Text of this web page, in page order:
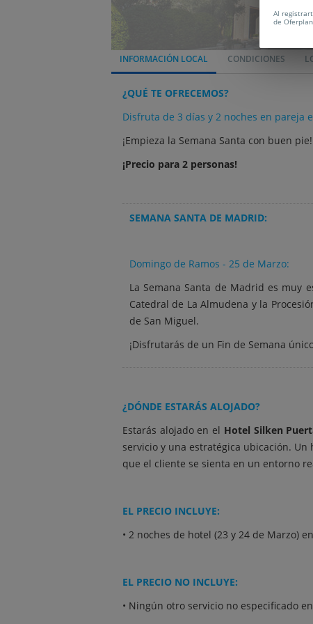
INFORMACIÓN LOCAL CONDICIONES
¿QUÉ TE OFRECEMOS?
Disfruta de 3 días y 2 noches en pareja
¡Empieza la Semana Santa con buen pie!
¡Precio para 2 personas!
SEMANA SANTA DE MADRID:
Domingo de Ramos - 25 de Marzo:
La Semana Santa de Madrid es muy
Catedral de La Almudena y la
de San Miguel.
¡Disfrutarás de un Fin de Semana
¿DÓNDE ESTARÁS ALOJADO?
Estarás alojado en el Hotel Silken
servicio y una estratégica ubicación.
que el cliente se sienta en un entorno
EL PRECIO INCLUYE:
• 2 noches de hotel (23 y 24 de Marzo)
EL PRECIO NO INCLUYE:
• Ningún otro servicio no especificado
Al
de Oferplan